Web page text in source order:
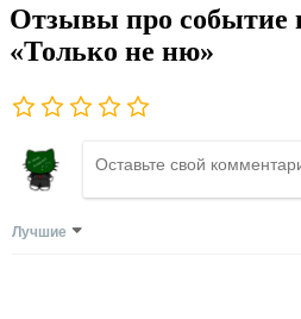
Отзывы про событие
«Только не ню»
Лучшие